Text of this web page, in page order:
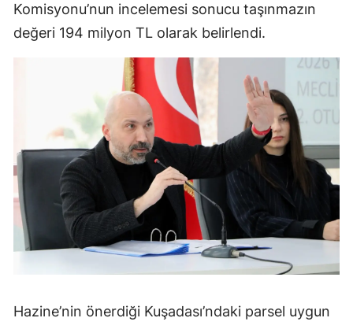
Komisyonu’nun incelemesi sonucu taşınmazın
değeri 194 milyon TL olarak belirlendi.
Hazine’nin önerdiği Kuşadası’ndaki parsel uygun